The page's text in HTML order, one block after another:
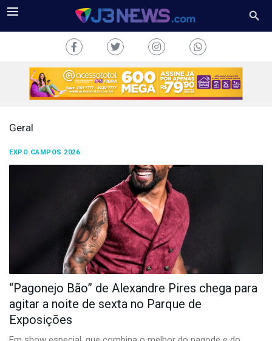
Desenvolvido
por
Hesea
Tecnologia
Geral
EXPO CAMPOS 2026
“Pagonejo Bão” de Alexandre Pires chega para
agitar a noite de sexta no Parque de
Exposições